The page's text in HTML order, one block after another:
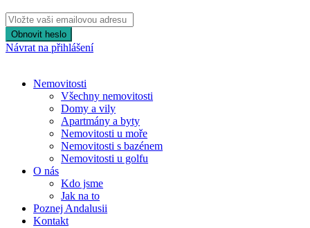
Obnovit heslo
Návrat na přihlášení
Nemovitosti
Všechny nemovitosti
Domy a vily
Apartmány a byty
Nemovitosti u moře
Nemovitosti s bazénem
Nemovitosti u golfu
O nás
Kdo jsme
Jak na to
Poznej Andalusii
Kontakt